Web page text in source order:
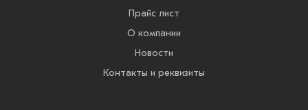
Прайс лист
О компании
Новости
Контакты и реквизиты